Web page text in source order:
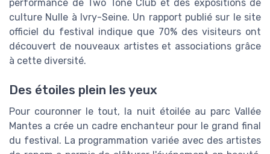
performance de Two Tone Club et des expositions de
culture Nulle à Ivry-Seine. Un rapport publié sur le site
officiel du festival indique que 70% des visiteurs ont
découvert de nouveaux artistes et associations grâce
à cette diversité.
Des étoiles plein les yeux
Pour couronner le tout, la nuit étoilée au parc Vallée
Mantes a crée un cadre enchanteur pour le grand final
du festival. La programmation variée avec des artistes